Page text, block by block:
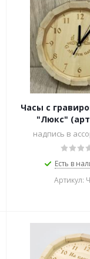
Часы с
"Люкс"
надпись в
Есть в
Артикул: